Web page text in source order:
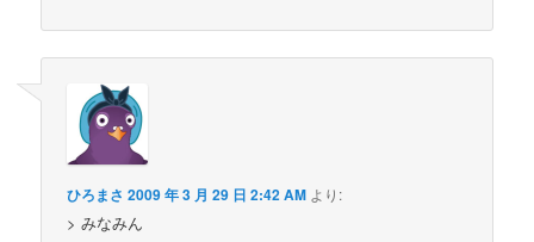
ひろまさ 2009 年 3 月 29 日 2:42 AM より:
> みなみん